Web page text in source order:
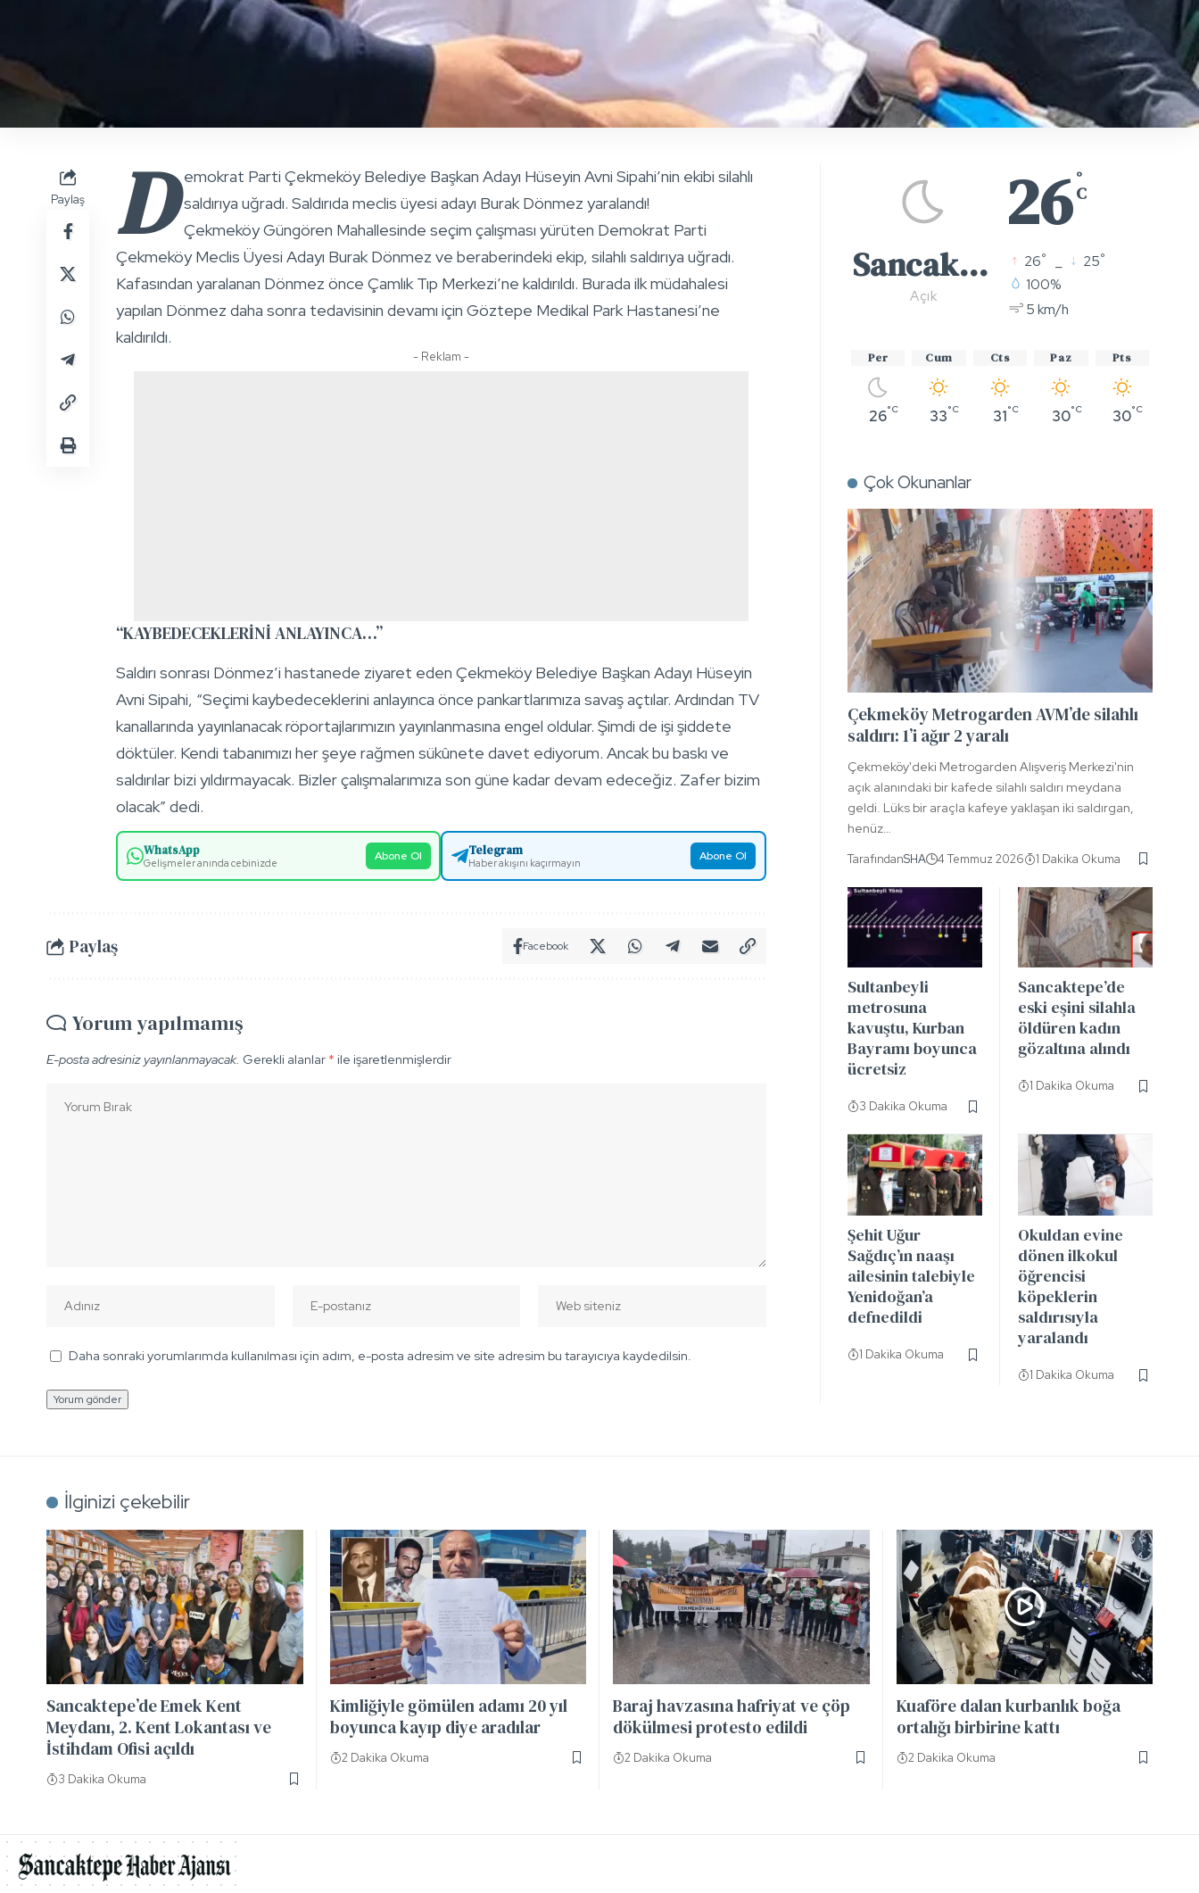
Paylaş D emokrat Parti Çekmeköy Belediye Başkan Adayı Hüseyin Avni Sipahi’nin ekibi silahlı
saldırıya uğradı. Saldırıda meclis üyesi adayı Burak Dönmez yaralandı!
Çekmeköy Güngören Mahallesinde seçim çalışması yürüten Demokrat Parti
Çekmeköy Meclis Üyesi Adayı Burak Dönmez ve beraberindeki ekip, silahlı saldırıya uğradı.
Kafasından yaralanan Dönmez önce Çamlık Tıp Merkezi’ne kaldırıldı. Burada ilk müdahalesi
yapılan Dönmez daha sonra tedavisinin devamı için Göztepe Medikal Park Hastanesi’ne
kaldırıldı.
- Reklam -
“KAYBEDECEKLERİNİ ANLAYINCA…”
Saldırı sonrası Dönmez’i hastanede ziyaret eden Çekmeköy Belediye Başkan Adayı Hüseyin
Avni Sipahi, “Seçimi kaybedeceklerini anlayınca önce pankartlarımıza savaş açtılar. Ardından TV
kanallarında yayınlanacak röportajlarımızın yayınlanmasına engel oldular. Şimdi de işi şiddete
döktüler. Kendi tabanımızı her şeye rağmen sükûnete davet ediyorum. Ancak bu baskı ve
saldırılar bizi yıldırmayacak. Bizler çalışmalarımıza son güne kadar devam edeceğiz. Zafer bizim
olacak” dedi.
WhatsApp
Gelişmeler anında cebinizde Abone Ol Telegram
Haber akışını kaçırmayın Abone Ol
Paylaş Facebook
Yorum yapılmamış
E-posta adresiniz yayınlanmayacak. Gerekli alanlar * ile işaretlenmişlerdir
Daha sonraki yorumlarımda kullanılması için adım, e-posta adresim ve site adresim bu tarayıcıya kaydedilsin.
26 °
C
Sancaktepe
Açık
26° 25°
100%
5 km/h
Per
26°C
Cum
33°C
Cts
31°C
Paz
30°C
Pts
30°C
Çok Okunanlar
Çekmeköy Metrogarden AVM’de silahlı
saldırı: 1’i ağır 2 yaralı
Çekmeköy'deki Metrogarden Alışveriş Merkezi'nin
açık alanındaki bir kafede silahlı saldırı meydana
geldi. Lüks bir araçla kafeye yaklaşan iki saldırgan,
henüz…
TarafındanSHA 4 Temmuz 2026 1 Dakika Okuma
Sultanbeyli
metrosuna
kavuştu, Kurban
Bayramı boyunca
ücretsiz
3 Dakika Okuma
Sancaktepe’de
eski eşini silahla
öldüren kadın
gözaltına alındı
1 Dakika Okuma
Şehit Uğur
Sağdıç’ın naaşı
ailesinin talebiyle
Yenidoğan’a
defnedildi
1 Dakika Okuma
Okuldan evine
dönen ilkokul
öğrencisi
köpeklerin
saldırısıyla
yaralandı
1 Dakika Okuma
İlginizi çekebilir
Sancaktepe’de Emek Kent
Meydanı, 2. Kent Lokantası ve
İstihdam Ofisi açıldı
3 Dakika Okuma
Kimliğiyle gömülen adamı 20 yıl
boyunca kayıp diye aradılar
2 Dakika Okuma
Baraj havzasına hafriyat ve çöp
dökülmesi protesto edildi
2 Dakika Okuma
Kuaföre dalan kurbanlık boğa
ortalığı birbirine kattı
2 Dakika Okuma